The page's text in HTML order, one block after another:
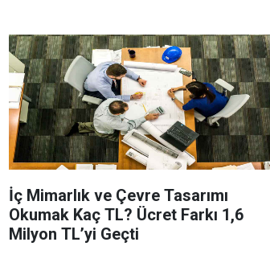
İç Mimarlık ve Çevre Tasarımı
Okumak Kaç TL? Ücret Farkı 1,6
Milyon TL’yi Geçti